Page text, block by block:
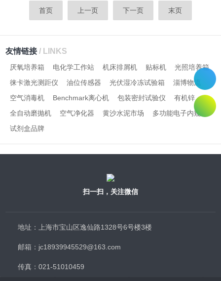
首页 上一页 下一页 末页
友情链接/ LINKS
厌氧培养箱 电化学工作站 机床排屑机 贴标机
光照培养箱
徕卡激光测距仪
油位传感器 光伏湿冷冻试验箱
淄博物流
空气消毒机
Benchmark离心机 包装密封试验仪
有机锌
全自动磨抛机
空气净化器 黄沙水泥市场
多功能电子内窥镜
试剂盒品牌
扫一扫，关注微信
地址：上海市宝山区逸仙路1328号6号楼3楼
邮箱：jc18939945529@163.com
传真：021-51010459